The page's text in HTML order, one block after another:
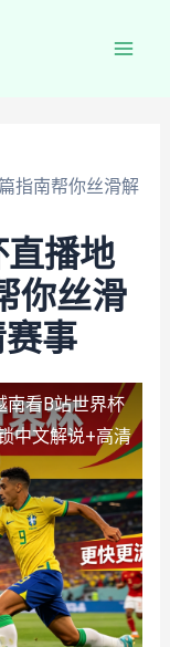
指南帮你丝滑解
直播地
你丝滑
事
南看B站世界杯
中文解说+高清